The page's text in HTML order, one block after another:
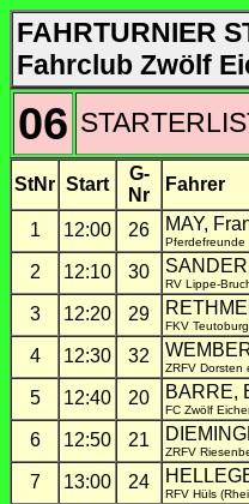
FAHRTURNIER
Fahrclub Zwölf
06
StNr Start
G-
Nr
Fahrer
1 12:00 26 MAY,
Pferdefreunde
2 12:10 30
RV Lippe-
3 12:20 29
FKV
4 12:30 32
ZRFV Dorsten
5 12:40 20 BARRE,
FC Zwölf
6 12:50 21
ZRFV
7 13:00 24
RFV Hüls